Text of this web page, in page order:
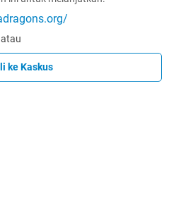
atau
ke Kaskus